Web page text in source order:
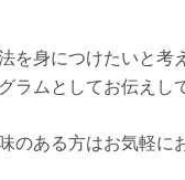
を身につけたいと考
ラムとしてお伝えし
のある方はお気軽に